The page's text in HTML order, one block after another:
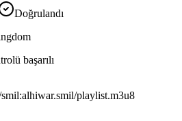
Doğrulandı
başarılı
playlist.m3u8